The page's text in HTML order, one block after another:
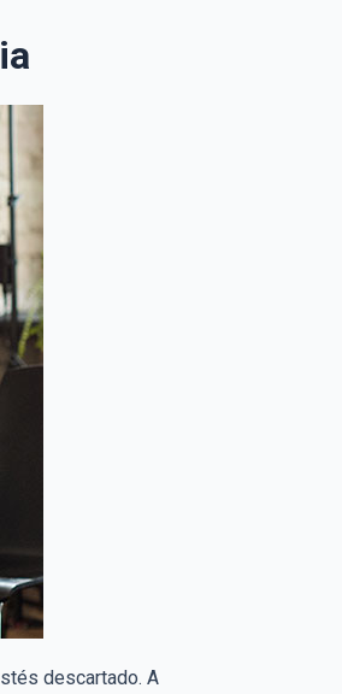
descartado. A